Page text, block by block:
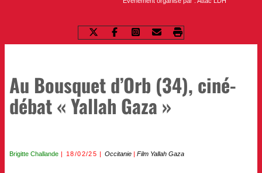
Au Bousquet d’Orb (34), ciné-
débat « Yallah Gaza »
Brigitte Challande 18/02/25 Occitanie |Film Yallah Gaza